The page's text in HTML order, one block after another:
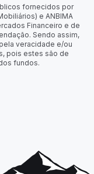
fornecidos por
e ANBIMA
Financeiro e de
Sendo assim,
veracidade e/ou
pois estes são de
fundos.